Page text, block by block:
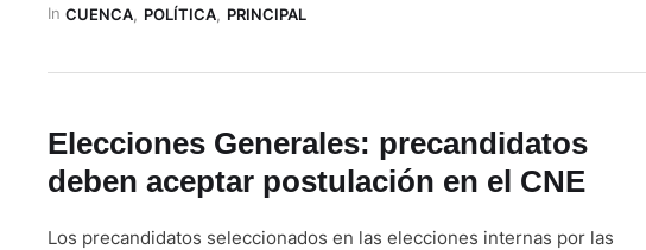
Creando Oportunidades (CREO) (Lista 21). La primera es de ámbito
In CUENCA, POLÍTICA, PRINCIPAL
Elecciones Generales: precandidatos
deben aceptar postulación en el CNE
Los precandidatos seleccionados en las elecciones internas por las